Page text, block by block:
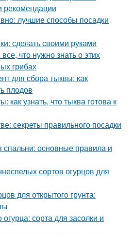
лучшие способы посадки
сделать своими руками
что нужно знать о этих
грибах
для сбора тыквы: как
плодов
как узнать, что тыква готова к
секреты правильного посадки
спальни: основные правила и
сортов огурцов для
для открытого грунта:
сорта для засолки и